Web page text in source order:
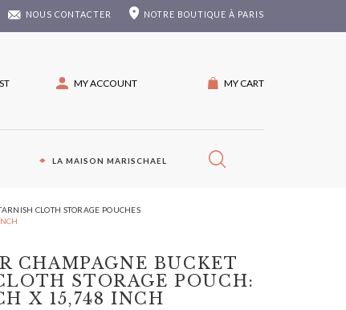
NOUS CONTACTER NOTRE BOUTIQUE À PARIS
MY ACCOUNT MY CART
LA MAISON MARISCHAEL
CLOTH STORAGE POUCHES
CHAMPAGNE BUCKET
STORAGE POUCH:
X 15,748 INCH